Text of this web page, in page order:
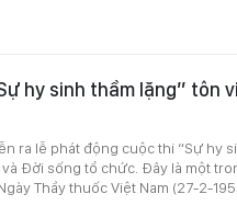
hy sinh thầm lặng” tôn
ra lễ phát động cuộc thi “Sự hy
và Đời sống tổ chức. Đây là một
Thầy thuốc Việt Nam (27-2-